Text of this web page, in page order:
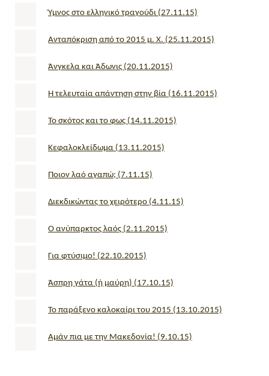
Ύμνος στο ελληνικό τραγούδι (27.11.15)
Ανταπόκριση από το 2015 μ. Χ. (25.11.2015)
Άνγκελα και Άδωνις (20.11.2015)
Η τελευταία απάντηση στην βία (16.11.2015)
Το σκότος και το φως (14.11.2015)
Κεφαλοκλείδωμα (13.11.2015)
Ποιον λαό αγαπώ; (7.11.15)
Διεκδικώντας το χειρότερο (4.11.15)
Ο ανύπαρκτος λαός (2.11.2015)
Για φτύσιμο! (22.10.2015)
Άσπρη γάτα (ή μαύρη) (17.10.15)
Το παράξενο καλοκαίρι του 2015 (13.10.2015)
Αμάν πια με την Μακεδονία! (9.10.15)